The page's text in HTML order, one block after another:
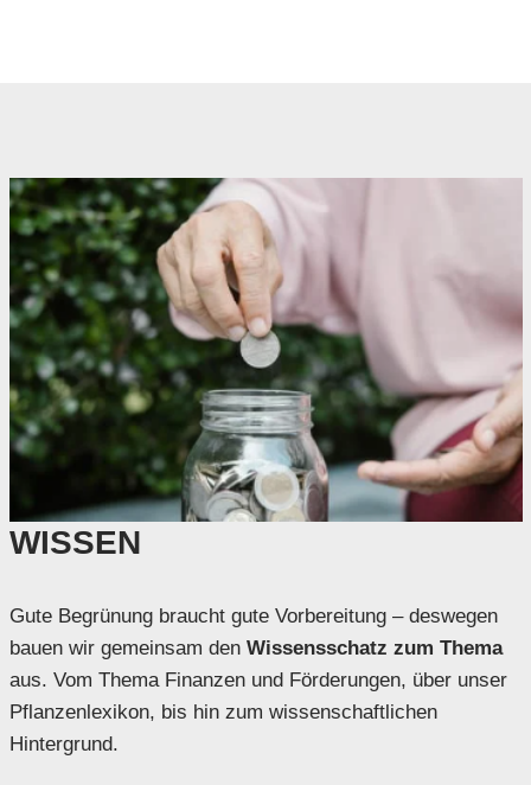
WISSEN
Gute Begrünung braucht gute Vorbereitung – deswegen
bauen wir gemeinsam den Wissensschatz zum Thema
aus. Vom Thema Finanzen und Förderungen, über unser
Pflanzenlexikon, bis hin zum wissenschaftlichen
Hintergrund.